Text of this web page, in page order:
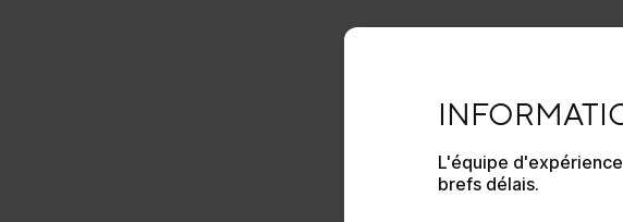
L'équipe
brefs délais.